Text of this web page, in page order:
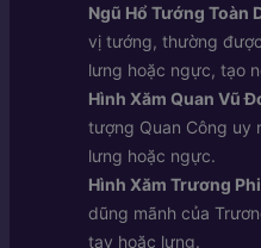
Ngũ Hổ Tướng Toàn
vị tướng, thường
lưng hoặc ngực, tạo
Hình Xăm Quan Vũ
tượng Quan Công uy
lưng hoặc ngực.
Hình Xăm Trương
dũng mãnh của
tay hoặc lưng.